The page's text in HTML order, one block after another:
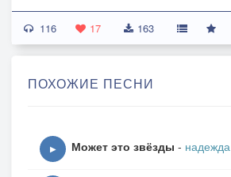
Тебя любить, тобой дышать,
В водоворот любви попасть.
Сердечко бьется,не унять:
Костер любви зажёг огонь,
116 17 163
ПОХОЖИЕ ПЕСНИ
▶ Может это звёзды - надежда